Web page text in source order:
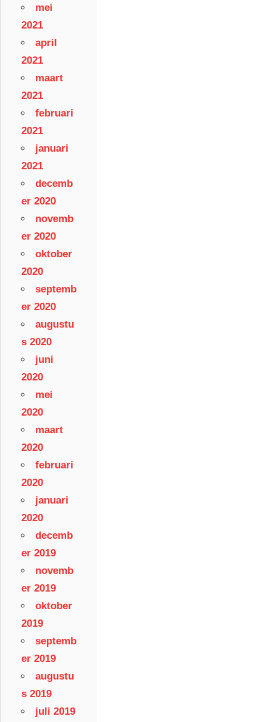
mei
2021
april
2021
maart
2021
februari
2021
januari
2021
decemb
er 2020
novemb
er 2020
oktober
2020
septemb
er 2020
augustu
s 2020
juni
2020
mei
2020
maart
2020
februari
2020
januari
2020
decemb
er 2019
novemb
er 2019
oktober
2019
septemb
er 2019
augustu
s 2019
juli 2019